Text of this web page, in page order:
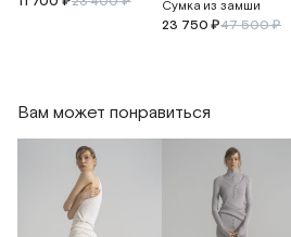
Сумка из замши
23 750 ₽47 500 ₽
Вам может понравиться